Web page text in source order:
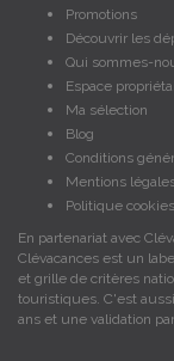
Promotions
Découvrir les
Qui sommes-
Espace
Ma sélection
Blog
Conditions
Mentions
Politique cookies
En partenariat avec
Clévacances est un
et grille de critères
touristiques. C'est
ans et une validation